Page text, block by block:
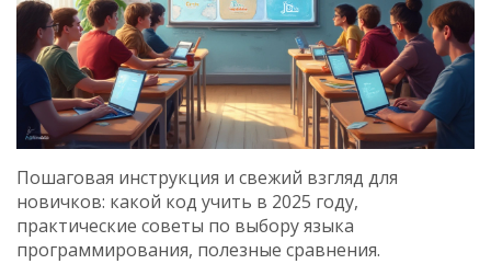
Пошаговая инструкция и свежий взгляд для
новичков: какой код учить в 2025 году,
практические советы по выбору языка
программирования, полезные сравнения.